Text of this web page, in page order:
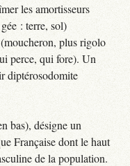
les amortisseurs
: terre, sol)
plus rigolo
perce, qui fore). Un
diptérosodomite
bas), désigne un
Française dont le haut
de la population.